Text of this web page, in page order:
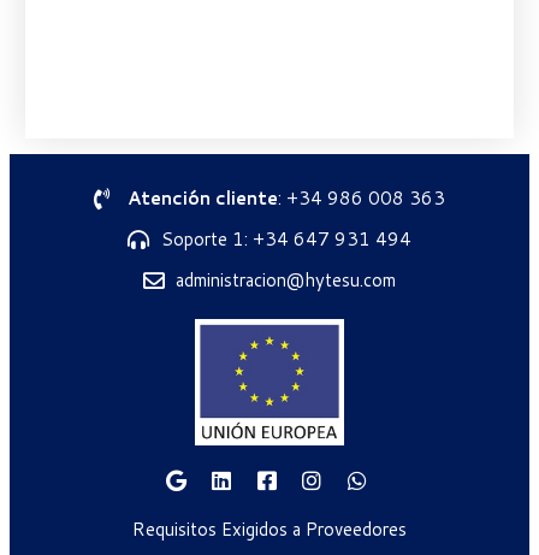
Atención cliente: +34 986 008 363
Soporte 1: +34 647 931 494
administracion@hytesu.com
Requisitos Exigidos a Proveedores